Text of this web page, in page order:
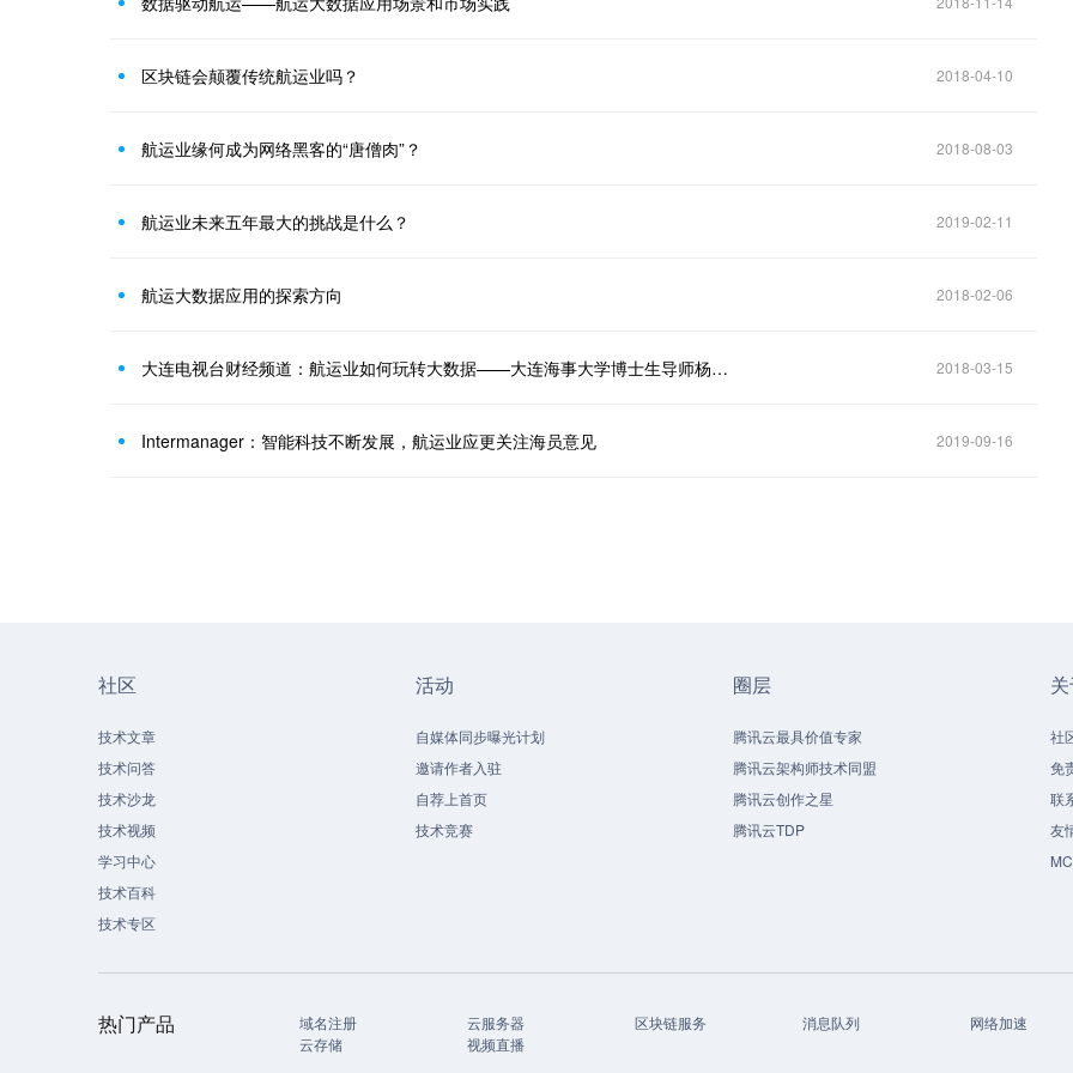
区块链会颠覆传统航运业吗？ 2018-04-10
航运业缘何成为网络黑客的“唐僧肉”？ 2018-08-03
航运业未来五年最大的挑战是什么？ 2019-02-11
航运大数据应用的探索方向 2018-02-06
大连电视台财经频道：航运业如何玩转大数据——大连海事大学博士生导师杨婷婷、赢海科技总经理尹修猛做客演播室共同探讨 2018-03-15
Intermanager：智能科技不断发展，航运业应更关注海员意见 2019-09-16
社区
技术文章
技术问答
技术沙龙
技术视频
学习中心
技术百科
技术专区
活动
自媒体同步曝光计划
邀请作者入驻
自荐上首页
技术竞赛
圈层
腾讯云最具价值专家
腾讯云架构师技术同盟
腾讯云创作之星
腾讯云TDP
社
免
联
友
热门产品 域名注册 云服务器 区块链服务 消息队列
网络加速
云存储
视频直播